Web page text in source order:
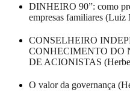
DINHEIRO 90”: como
empresas familiares (Luiz
CONSELHEIRO
CONHECIMENTO DO
DE ACIONISTAS
O valor da governança